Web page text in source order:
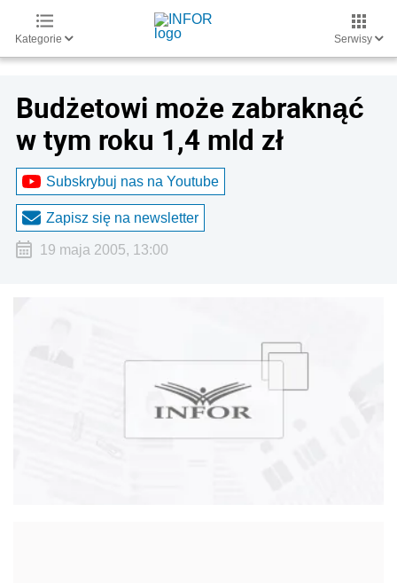
Kategorie Serwisy
Budżetowi może zabraknąć
w tym roku 1,4 mld zł
Subskrybuj nas na Youtube
Zapisz się na newsletter
19 maja 2005, 13:00